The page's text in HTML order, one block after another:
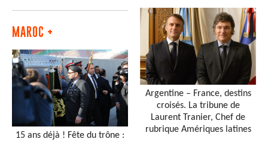
MAROC +
15 ans déjà ! Fête du trône :
Argentine – France, destins
croisés. La tribune de
Laurent Tranier, Chef de
rubrique Amériques latines